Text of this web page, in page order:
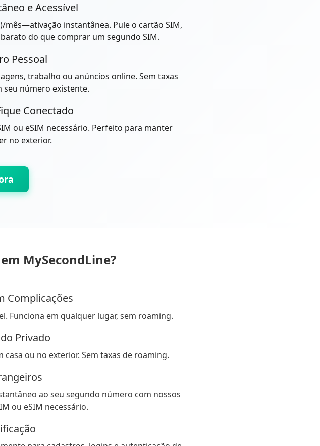
e Acessível
mês—ativação instantânea. Pule o cartão SIM,
do que comprar um segundo SIM.
Pessoal
trabalho ou anúncios online. Sem taxas
número existente.
Conectado
ou eSIM necessário. Perfeito para manter
no exterior.
MySecondLine?
Complicações
Funciona em qualquer lugar, sem roaming.
Privado
ou no exterior. Sem taxas de roaming.
ao seu segundo número com nossos
ou eSIM necessário.